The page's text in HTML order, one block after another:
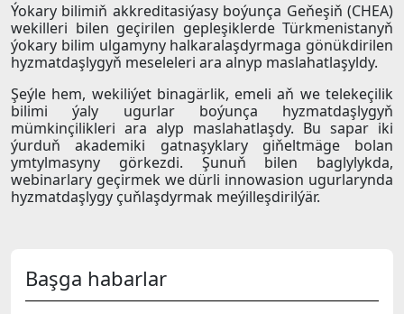
Ýokary bilimiň akkreditasiýasy boýunça Geňeşiň (CHEA)
wekilleri bilen geçirilen gepleşiklerde Türkmenistanyň
ýokary bilim ulgamyny halkaralaşdyrmaga gönükdirilen
hyzmatdaşlygyň meseleleri ara alnyp maslahatlaşyldy.
Şeýle hem, wekiliýet binagärlik, emeli aň we telekeçilik
bilimi ýaly ugurlar boýunça hyzmatdaşlygyň
mümkinçilikleri ara alyp maslahatlaşdy. Bu sapar iki
ýurduň akademiki gatnaşyklary giňeltmäge bolan
ymtylmasyny görkezdi. Şunuň bilen baglylykda,
webinarlary geçirmek we dürli innowasion ugurlarynda
hyzmatdaşlygy çuňlaşdyrmak meýilleşdirilýär.
Başga habarlar